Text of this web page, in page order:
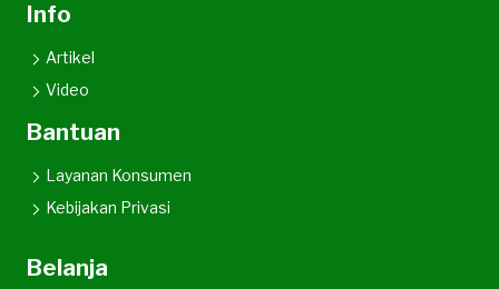
Info
Artikel
Video
Bantuan
Layanan Konsumen
Kebijakan Privasi
Belanja